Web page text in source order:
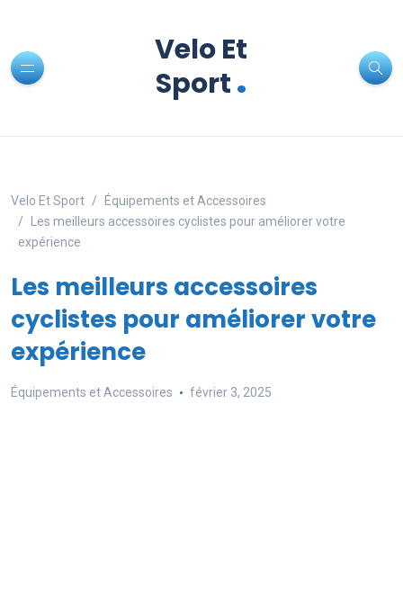
Velo Et
Sport.
Velo Et Sport
Équipements et Accessoires
Les meilleurs accessoires cyclistes pour améliorer votre
expérience
Les meilleurs accessoires
cyclistes pour améliorer votre
expérience
Équipements et Accessoires février 3, 2025